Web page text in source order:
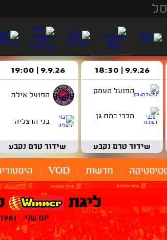
9.9.26 | 18:30
הפועל העמק
מכבי רמת גן
שידור טרם נקבע
9.9.26 | 19:00
הפועל אילת
בני הרצליה
שידור טרם נקבע
חדשות VOD
ליגת
יום שני , 09/02/1981